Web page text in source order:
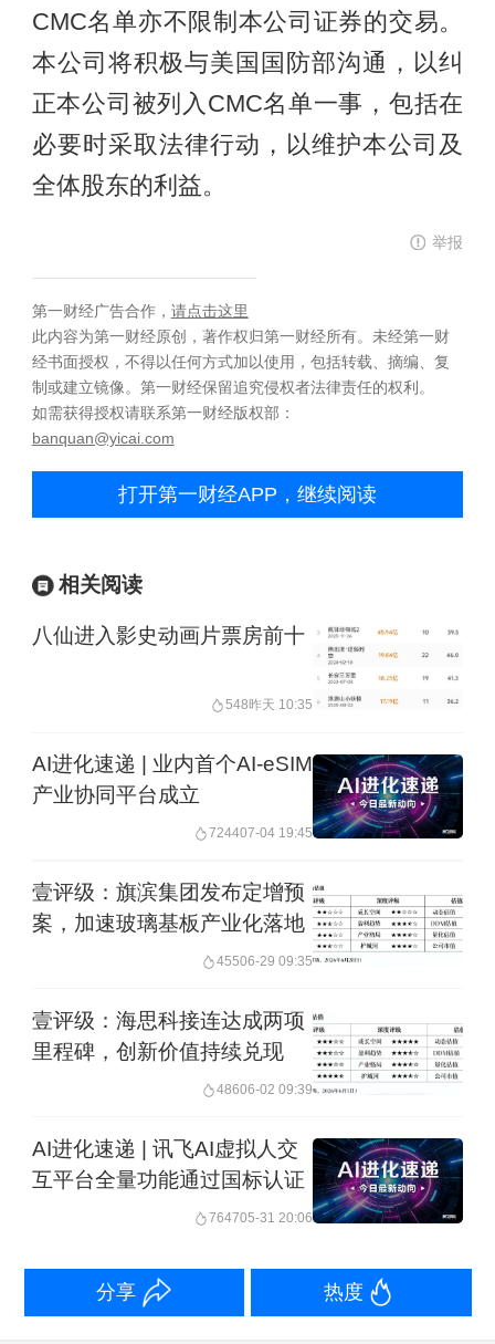
CMC名单亦不限制本公司证券的交易。
本公司将积极与美国国防部沟通，以纠
正本公司被列入CMC名单一事，包括在
必要时采取法律行动，以维护本公司及
全体股东的利益。
举报
第一财经广告合作， 请点击这里
此内容为第一财经原创，著作权归第一财经所有。未经第一财
经书面授权，不得以任何方式加以使用，包括转载、摘编、复
制或建立镜像。第一财经保留追究侵权者法律责任的权利。
如需获得授权请联系第一财经版权部：
banquan@yicai.com
打开第一财经APP，继续阅读
相关阅读
八仙进入影史动画片票房前十
548昨天 10:35
AI进化速递 | 业内首个AI-eSIM
产业协同平台成立
724407-04 19:45
壹评级：旗滨集团发布定增预
案，加速玻璃基板产业化落地
45506-29 09:35
壹评级：海思科接连达成两项
里程碑，创新价值持续兑现
48606-02 09:39
AI进化速递 | 讯飞AI虚拟人交
互平台全量功能通过国标认证
764705-31 20:06
分享 热度